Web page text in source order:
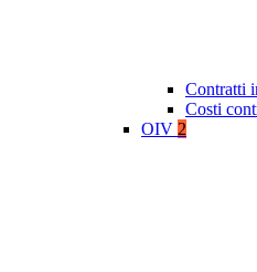
Contratti
Costi
OIV 2